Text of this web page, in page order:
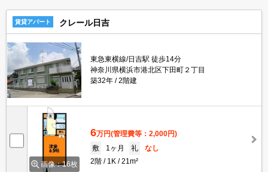
賃貸アパート クレール日吉
東急東横線/日吉駅 徒歩14分
神奈川県横浜市港北区下田町２丁目
築32年
2階建
画像：16枚
6万円(管理費等：2,000円)
敷
1ヶ月 礼
なし
2階
1K 21m²